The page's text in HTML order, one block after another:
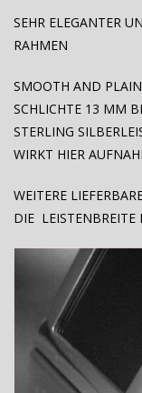
SEHR ELEGANTER
RAHMEN
SMOOTH AND PLAIN
SCHLICHTE 13 MM
STERLING
WIRKT HIER
WEITERE
DIE LEISTENBREITE